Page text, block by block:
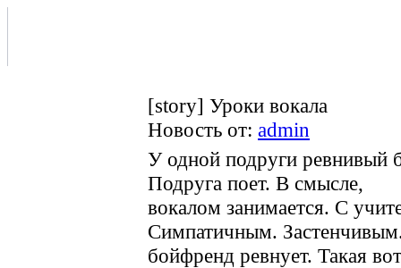
[story] Уроки вокала
Новость от: admin
У одной подруги ревнивый
Подруга поет. В смысле,
вокалом занимается. С
Симпатичным.
бойфренд ревнует. Такая